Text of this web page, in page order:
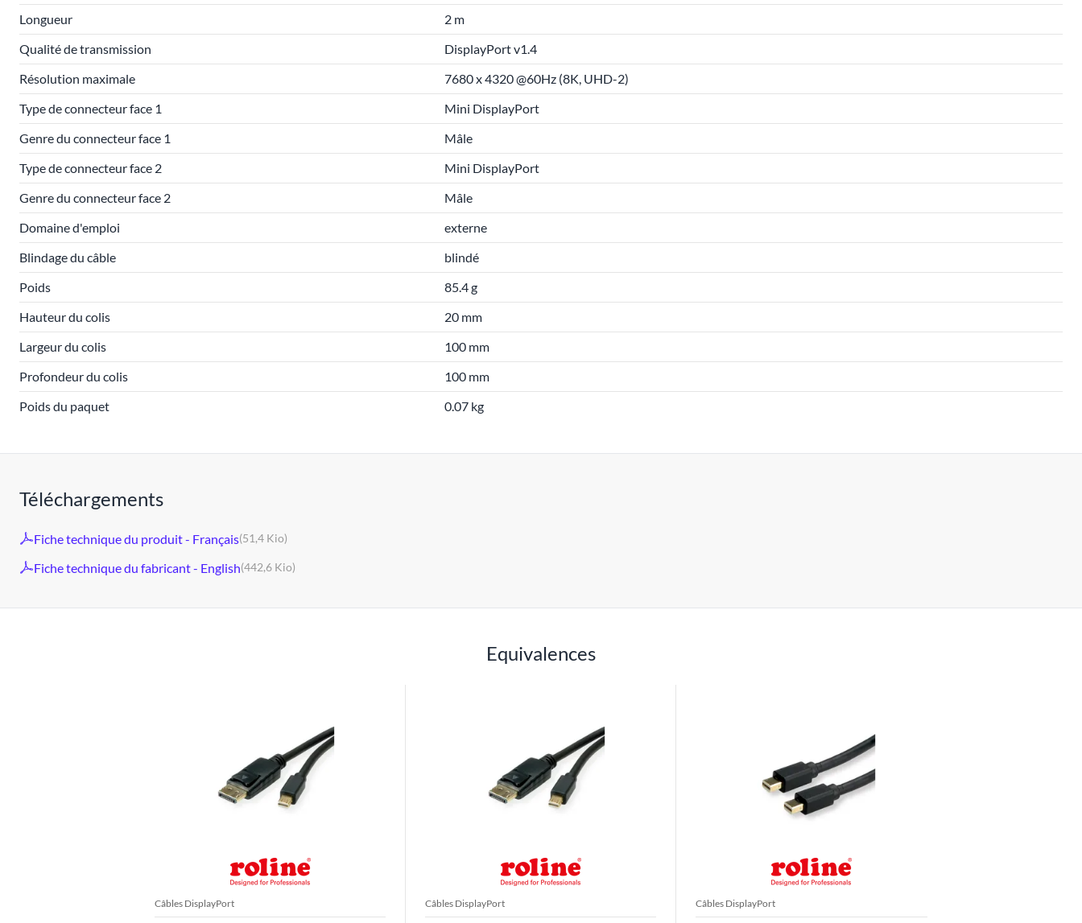
Longueur
2 m
Qualité de transmission
DisplayPort v1.4
Résolution maximale
7680 x 4320 @60Hz (8K, UHD-2)
Type de connecteur face 1
Mini DisplayPort
Genre du connecteur face 1
Mâle
Type de connecteur face 2
Mini DisplayPort
Genre du connecteur face 2
Mâle
Domaine d'emploi
externe
Blindage du câble
blindé
Poids
85.4 g
Hauteur du colis
20 mm
Largeur du colis
100 mm
Profondeur du colis
100 mm
Poids du paquet
0.07 kg
Téléchargements
Fiche technique du produit - Français(51,4 Kio)
Fiche technique du fabricant - English(442,6 Kio)
Equivalences
Câbles DisplayPort Câbles DisplayPort Câbles DisplayPort